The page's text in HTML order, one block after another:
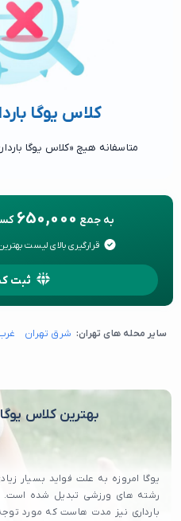
کلاس یوگا
متاسفانه هیچ «کلاس یوگا
به جمع 650,000
قرارگیری بالای لیست
ثبت
سایر محله های تهران: شرق تهران
بهترین کلاس
یوگا امروزه به علت فواید بسیار
رشته های ورزشی تبدیل شده است.
بارداری نیز مدت هاست که مورد